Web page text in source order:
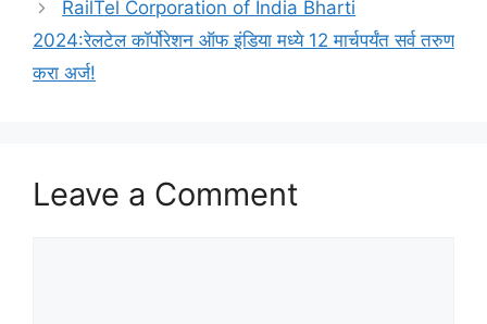
RailTel Corporation of India Bharti
2024:रेलटेल कॉर्पोरेशन ऑफ इंडिया मध्ये 12 मार्चपर्यंत सर्व तरुण
करा अर्ज!
Leave a Comment